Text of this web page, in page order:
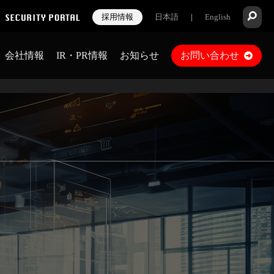
採用情報 日本語 | English
会社情報 IR・PR情報 お知らせ お問い合わせ